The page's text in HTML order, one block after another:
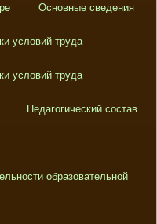
Основные сведения
условий труда
условий труда
Педагогический состав
образовательной